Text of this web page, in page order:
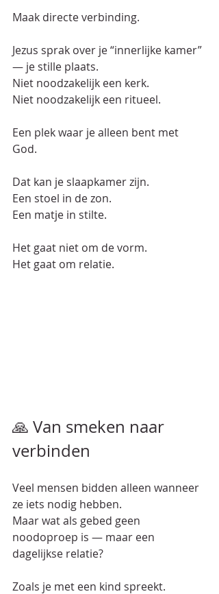
Maak directe verbinding.
Jezus sprak over je “innerlijke kamer”
— je stille plaats.
Niet noodzakelijk een kerk.
Niet noodzakelijk een ritueel.
Een plek waar je alleen bent met
God.
Dat kan je slaapkamer zijn.
Een stoel in de zon.
Een matje in stilte.
Het gaat niet om de vorm.
Het gaat om relatie.
🙏 Van smeken naar
verbinden
Veel mensen bidden alleen wanneer
ze iets nodig hebben.
Maar wat als gebed geen
noodoproep is — maar een
dagelijkse relatie?
Zoals je met een kind spreekt.